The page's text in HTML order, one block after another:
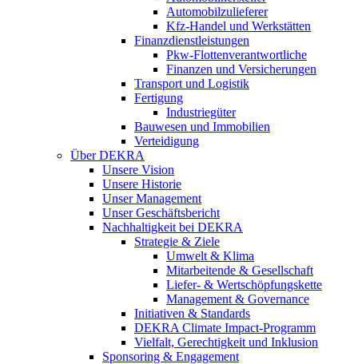
Automobilzulieferer
Kfz-Handel und Werkstätten
Finanzdienstleistungen
Pkw‑Flottenverantwortliche
Finanzen und Versicherungen
Transport und Logistik
Fertigung
Industriegüter
Bauwesen und Immobilien
Verteidigung
Über DEKRA
Unsere Vision
Unsere Historie
Unser Management
Unser Geschäftsbericht
Nachhaltigkeit bei DEKRA
Strategie & Ziele
Umwelt & Klima
Mitarbeitende & Gesellschaft
Liefer- & Wertschöpfungskette
Management & Governance
Initiativen & Standards
DEKRA Climate Impact-Programm
Vielfalt, Gerechtigkeit und Inklusion​
Sponsoring & Engagement